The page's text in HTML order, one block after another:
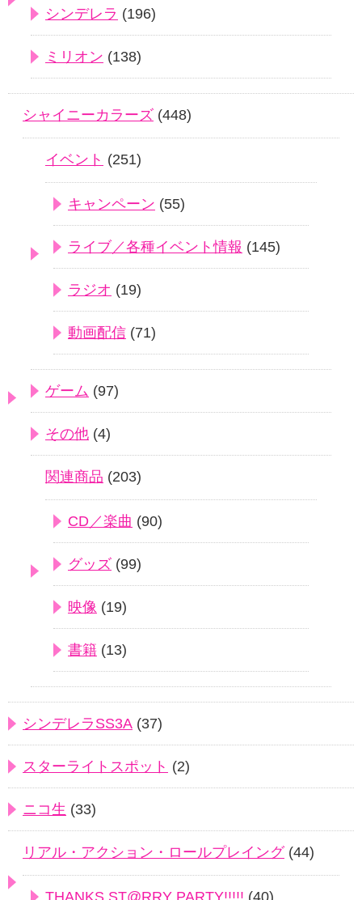
シンデレラ (196)
ミリオン (138)
シャイニーカラーズ (448)
イベント (251)
キャンペーン (55)
ライブ／各種イベント情報 (145)
ラジオ (19)
動画配信 (71)
ゲーム (97)
その他 (4)
関連商品 (203)
CD／楽曲 (90)
グッズ (99)
映像 (19)
書籍 (13)
シンデレラSS3A (37)
スターライトスポット (2)
ニコ生 (33)
リアル・アクション・ロールプレイング(44)
THANKS ST@RRY PARTY!!!!! (40)